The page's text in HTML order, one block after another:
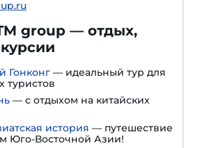
group — отдых,
Гонконг — идеальный тур для
туристов
— с отдыхом на китайских
история — путешествие
Юго-Восточной Азии!